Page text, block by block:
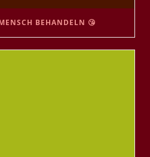
BEHANDELN 😘